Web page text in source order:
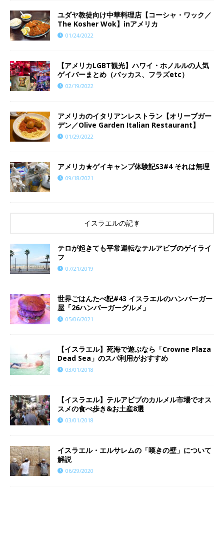
ユダヤ教徒向け中華料理店【コーシャ・ワック／
The Kosher Wok】inアメリカ
01/24/2022
【アメリカLGBT観光】ハワイ・ホノルルの人気
ゲイバーまとめ（バッカス、フラズetc）
02/19/2022
アメリカのイタリアンレストラン【オリーブガー
デン／Olive Garden Italian Restaurant】
01/29/2022
アメリカ★ゲイキャンプ体験記S3#4 それは無理
09/18/2021
イスラエルの記事
テロが起きても平常運転なテルアビブのゲイライ
フ
07/21/2019
世界ごはんたべ記#43 イスラエルのハンバーガー
屋「26ハンバーガーグルメ」
05/06/2021
【イスラエル】死海で遊ぶなら「Crowne Plaza
Dead Sea」のスパ利用がおすすめ
03/01/2018
【イスラエル】テルアビブのカルメル市場でオス
スメの食べ歩き&お土産8選
03/01/2018
イスラエル・エルサレムの「嘆きの壁」について
解説
06/29/2020